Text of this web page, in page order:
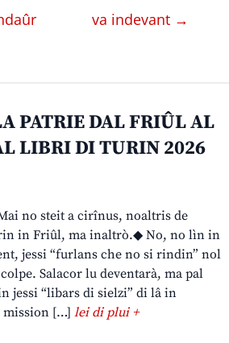
va indevant →
PATRIE DAL FRIÛL AL
LIBRI DI TURIN 2026
no steit a cirînus, noaltris de
in Friûl, ma inaltrò.◆ No, no lìn in
jessi “furlans che no si rindin” nol
Salacor lu deventarà, ma pal
jessi “libars di sielzi” di lâ in
mission […] lei di plui +